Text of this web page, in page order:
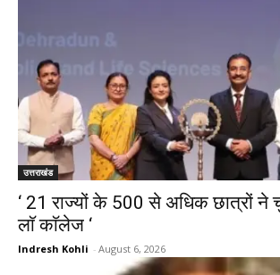
उत्तराखंड
‘ 21 राज्यों के 500 से अधिक छात्रों ने
लाॅ काॅलेज ‘
Indresh Kohli - August 6, 2026